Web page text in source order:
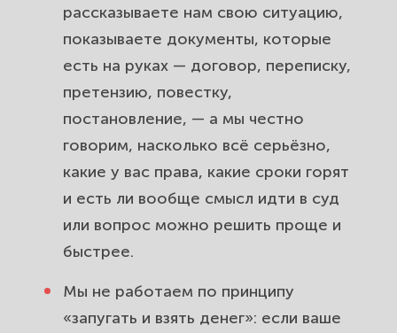
рассказываете нам свою ситуацию,
показываете документы, которые
есть на руках — договор, переписку,
претензию, повестку,
постановление, — а мы честно
говорим, насколько всё серьёзно,
какие у вас права, какие сроки горят
и есть ли вообще смысл идти в суд
или вопрос можно решить проще и
быстрее.
Мы не работаем по принципу
«запугать и взять денег»: если ваше